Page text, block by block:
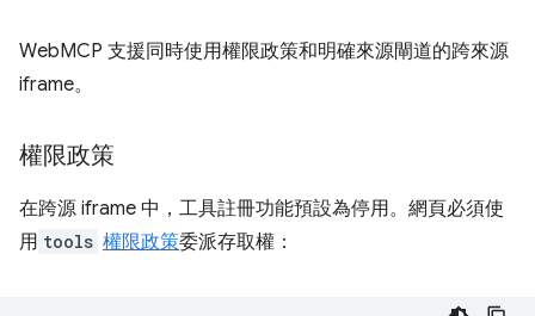
WebMCP 支援同時使用權限政策和明確來源閘道的跨來源
iframe。
權限政策
在跨源 iframe 中，工具註冊功能預設為停用。網頁必須使
用 tools 權限政策委派存取權：